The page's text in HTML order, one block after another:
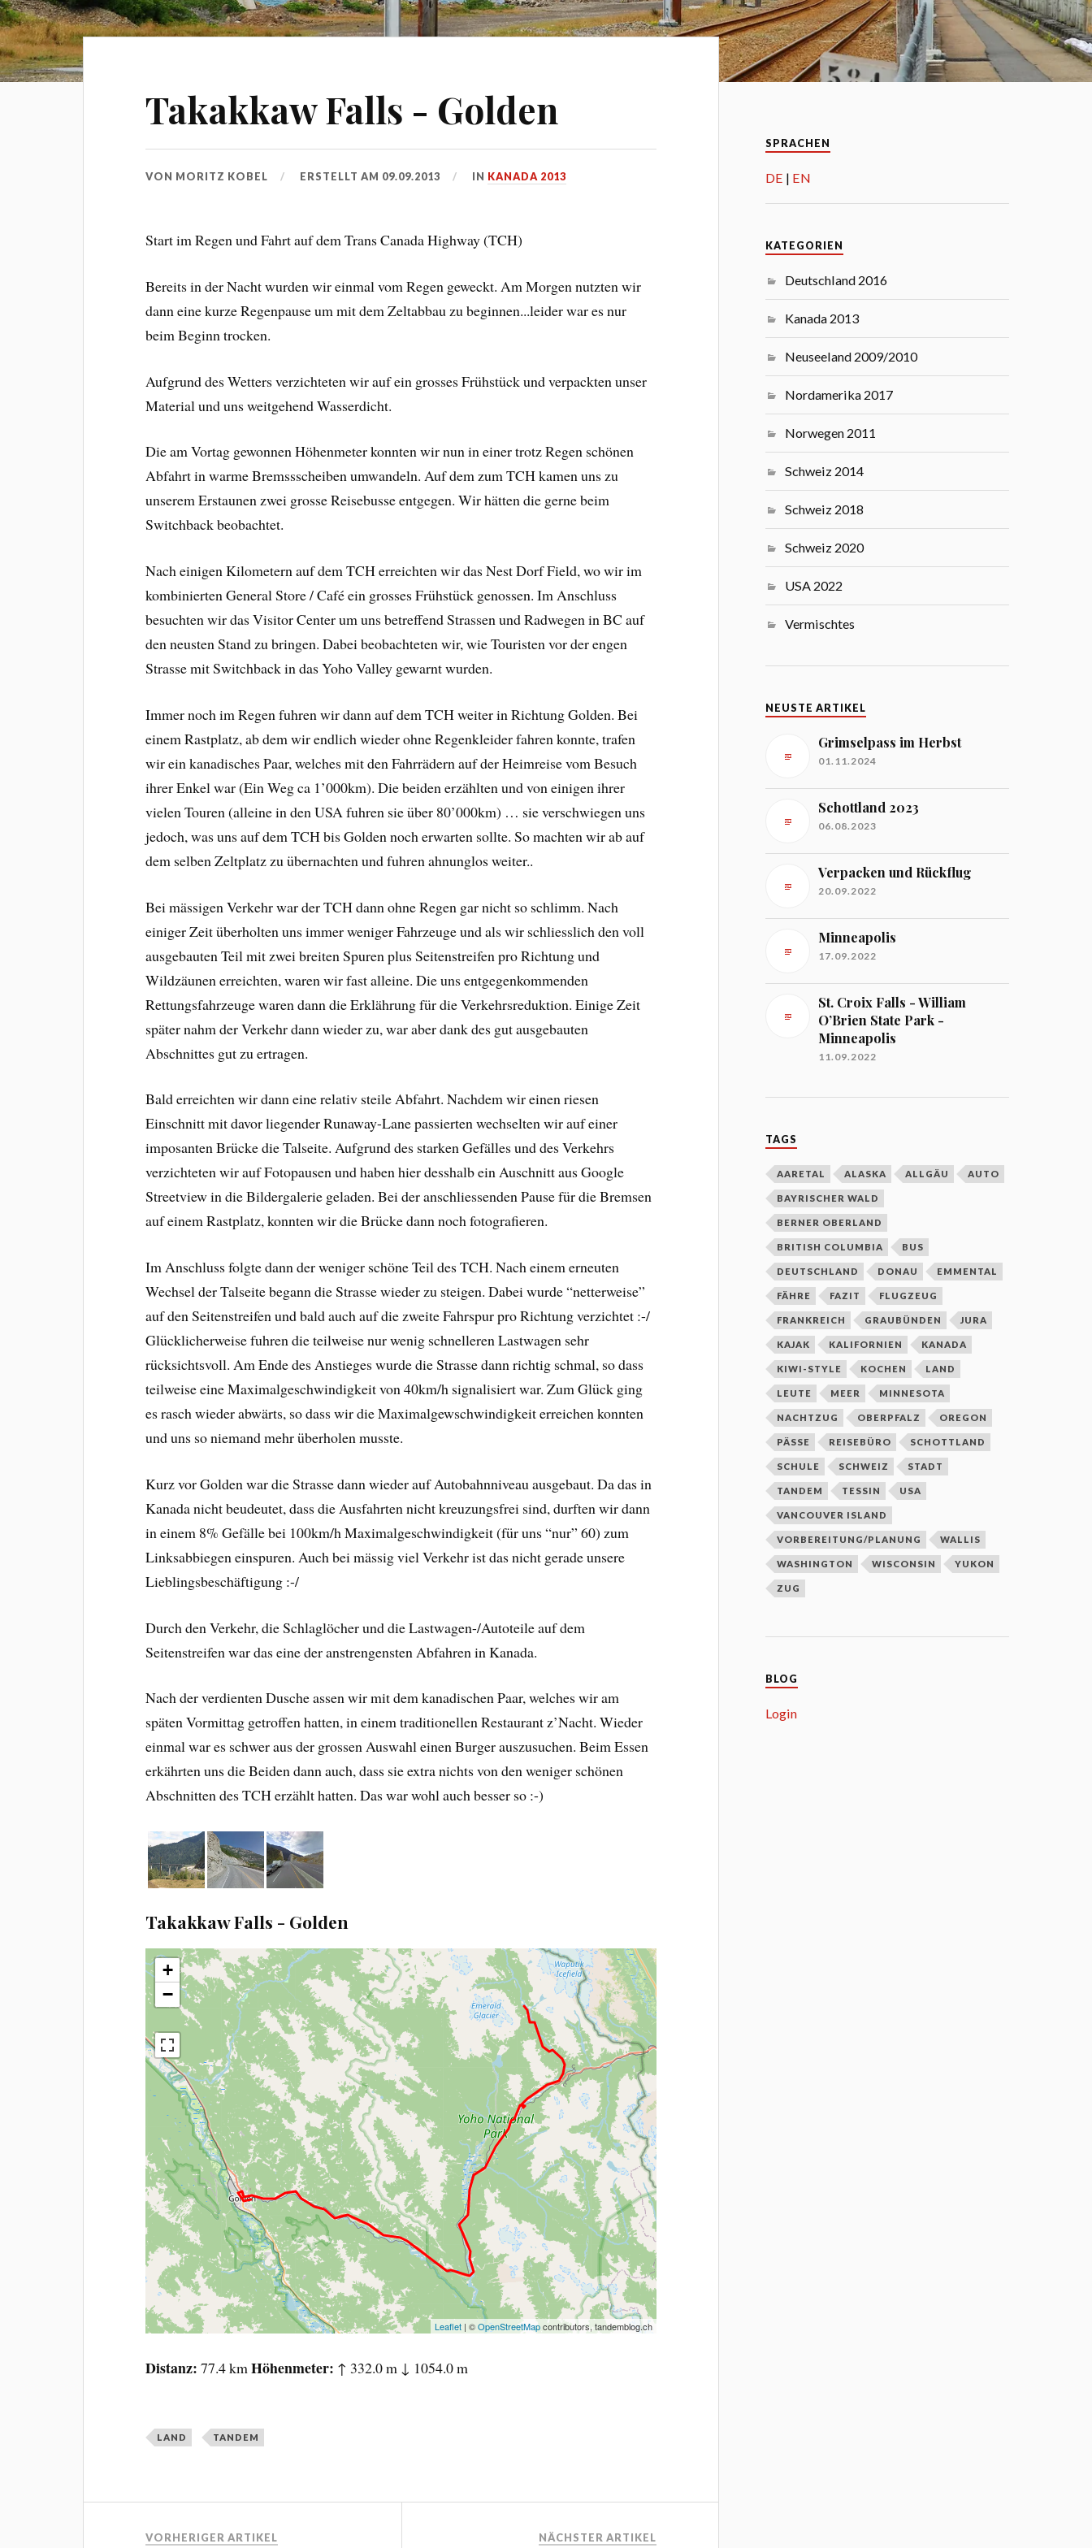
Takakkaw Falls - Golden
VON MORITZ KOBEL ERSTELLT AM 09.09.2013 IN KANADA 2013
Start im Regen und Fahrt auf dem Trans Canada Highway (TCH)
Bereits in der Nacht wurden wir einmal vom Regen geweckt. Am Morgen nutzten wir
dann eine kurze Regenpause um mit dem Zeltabbau zu beginnen...leider war es nur
beim Beginn trocken.
Aufgrund des Wetters verzichteten wir auf ein grosses Frühstück und verpackten unser
Material und uns weitgehend Wasserdicht.
Die am Vortag gewonnen Höhenmeter konnten wir nun in einer trotz Regen schönen
Abfahrt in warme Bremssscheiben umwandeln. Auf dem zum TCH kamen uns zu
unserem Erstaunen zwei grosse Reisebusse entgegen. Wir hätten die gerne beim
Switchback beobachtet.
Nach einigen Kilometern auf dem TCH erreichten wir das Nest Dorf Field, wo wir im
kombinierten General Store / Café ein grosses Frühstück genossen. Im Anschluss
besuchten wir das Visitor Center um uns betreffend Strassen und Radwegen in BC auf
den neusten Stand zu bringen. Dabei beobachteten wir, wie Touristen vor der engen
Strasse mit Switchback in das Yoho Valley gewarnt wurden.
Immer noch im Regen fuhren wir dann auf dem TCH weiter in Richtung Golden. Bei
einem Rastplatz, ab dem wir endlich wieder ohne Regenkleider fahren konnte, trafen
wir ein kanadisches Paar, welches mit den Fahrrädern auf der Heimreise vom Besuch
ihrer Enkel war (Ein Weg ca 1’000km). Die beiden erzählten und von einigen ihrer
vielen Touren (alleine in den USA fuhren sie über 80’000km) … sie verschwiegen uns
jedoch, was uns auf dem TCH bis Golden noch erwarten sollte. So machten wir ab auf
dem selben Zeltplatz zu übernachten und fuhren ahnunglos weiter..
Bei mässigen Verkehr war der TCH dann ohne Regen gar nicht so schlimm. Nach
einiger Zeit überholten uns immer weniger Fahrzeuge und als wir schliesslich den voll
ausgebauten Teil mit zwei breiten Spuren plus Seitenstreifen pro Richtung und
Wildzäunen erreichten, waren wir fast alleine. Die uns entgegenkommenden
Rettungsfahrzeuge waren dann die Erklährung für die Verkehrsreduktion. Einige Zeit
später nahm der Verkehr dann wieder zu, war aber dank des gut ausgebauten
Abschnittes gut zu ertragen.
Bald erreichten wir dann eine relativ steile Abfahrt. Nachdem wir einen riesen
Einschnitt mit davor liegender Runaway-Lane passierten wechselten wir auf einer
imposanten Brücke die Talseite. Aufgrund des starken Gefälles und des Verkehrs
verzichteten wir auf Fotopausen und haben hier desshalb ein Auschnitt aus Google
Streetview in die Bildergalerie geladen. Bei der anschliessenden Pause für die Bremsen
auf einem Rastplatz, konnten wir die Brücke dann noch fotografieren.
Im Anschluss folgte dann der weniger schöne Teil des TCH. Nach einem erneuten
Wechsel der Talseite begann die Strasse wieder zu steigen. Dabei wurde “netterweise”
auf den Seitenstreifen und bald auch auf die zweite Fahrspur pro Richtung verzichtet :-/
Glücklicherweise fuhren die teilweise nur wenig schnelleren Lastwagen sehr
rücksichtsvoll. Am Ende des Anstieges wurde die Strasse dann richtig schmal, so dass
teilweise eine Maximalgeschwindigkeit von 40km/h signalisiert war. Zum Glück ging
es rasch wieder abwärts, so dass wir die Maximalgewschwindigkeit erreichen konnten
und uns so niemand mehr überholen musste.
Kurz vor Golden war die Strasse dann wieder auf Autobahnniveau ausgebaut. Da das in
Kanada nicht beudeutet, dass die Ausfahrten nicht kreuzungsfrei sind, durften wir dann
in einem 8% Gefälle bei 100km/h Maximalgeschwindigkeit (für uns “nur” 60) zum
Linksabbiegen einspuren. Auch bei mässig viel Verkehr ist das nicht gerade unsere
Lieblingsbeschäftigung :-/
Durch den Verkehr, die Schlaglöcher und die Lastwagen-/Autoteile auf dem
Seitenstreifen war das eine der anstrengensten Abfahren in Kanada.
Nach der verdienten Dusche assen wir mit dem kanadischen Paar, welches wir am
späten Vormittag getroffen hatten, in einem traditionellen Restaurant z’Nacht. Wieder
einmal war es schwer aus der grossen Auswahl einen Burger auszusuchen. Beim Essen
erkährten uns die Beiden dann auch, dass sie extra nichts von den weniger schönen
Abschnitten des TCH erzählt hatten. Das war wohl auch besser so :-)
Takakkaw Falls - Golden
+
−
Leaflet | ©OpenStreetMapcontributors, tandemblog.ch
Distanz 77.4 kmHöhenmeter ↑ 332.0 m ↓ 1054.0 m
LAND TANDEM
VORHERIGER ARTIKEL NÄCHSTER ARTIKEL
SPRACHEN
DE EN
KATEGORIEN
Deutschland 2016
Kanada 2013
Neuseeland 2009/2010
Nordamerika 2017
Norwegen 2011
Schweiz 2014
Schweiz 2018
Schweiz 2020
USA 2022
Vermischtes
NEUSTE ARTIKEL
Grimselpass im Herbst
01.11.2024
Schottland 2023
06.08.2023
Verpacken und Rückflug
20.09.2022
Minneapolis
17.09.2022
St. Croix Falls - William
O’Brien State Park -
Minneapolis
11.09.2022
TAGS
AARETAL ALASKA ALLGÄU AUTO
BAYRISCHER WALD
BERNER OBERLAND
BRITISH COLUMBIA BUS
DEUTSCHLAND DONAU EMMENTAL
FÄHRE FAZIT FLUGZEUG
FRANKREICH GRAUBÜNDEN JURA
KAJAK KALIFORNIEN KANADA
KIWI-STYLE KOCHEN LAND
LEUTE MEER MINNESOTA
NACHTZUG OBERPFALZ OREGON
PÄSSE REISEBÜRO SCHOTTLAND
SCHULE SCHWEIZ STADT
TANDEM TESSIN USA
VANCOUVER ISLAND
VORBEREITUNG/PLANUNG WALLIS
WASHINGTON WISCONSIN YUKON
ZUG
BLOG
Login